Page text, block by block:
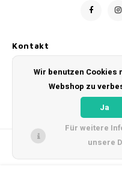
Kontakt
Kundendienst
© Copyright 2026
Wir benutzen Cookies
Webshop zu
Ja
Für weitere
unsere